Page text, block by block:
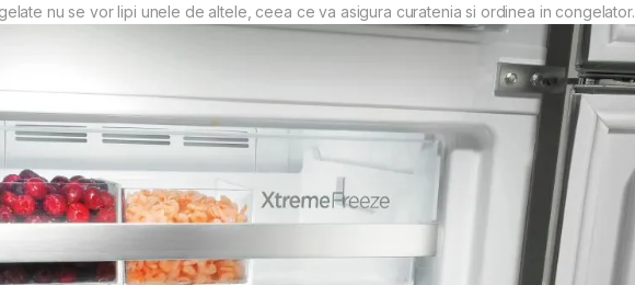
nu se vor lipi unele de altele, ceea ce va asigura curatenia si ordinea in congelator.